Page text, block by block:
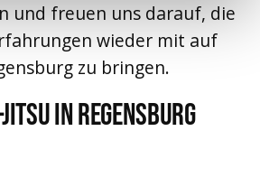
und freuen uns darauf, die
wieder mit auf
zu bringen.
in Regensburg